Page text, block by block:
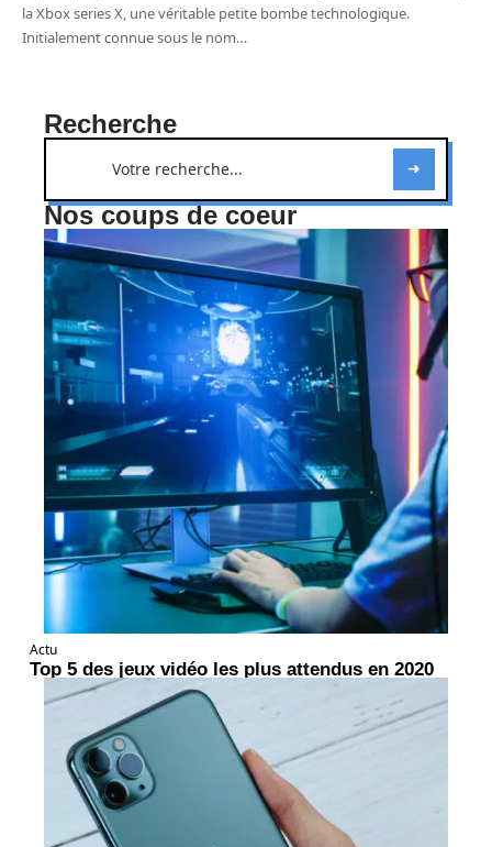
la Xbox series X, une véritable petite bombe technologique.
Initialement connue sous le nom…
Recherche
Nos coups de coeur
Actu
Top 5 des jeux vidéo les plus attendus en 2020